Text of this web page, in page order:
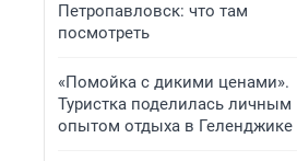
Петропавловск: что там
посмотреть
«Помойка с дикими ценами».
Туристка поделилась личным
опытом отдыха в Геленджике